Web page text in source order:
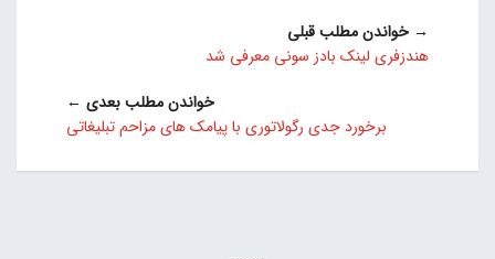
→ خواندن مطلب قبلی
هندزفری لینک بادز سونی معرفی شد
خواندن مطلب بعدی ←
برخورد جدی رگولاتوری با پیامک های مزاحم تبلیغاتی